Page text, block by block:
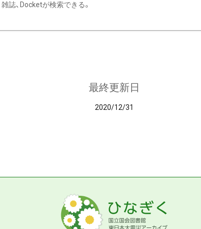
雑誌、Docketが検索できる。
最終更新日
2020/12/31